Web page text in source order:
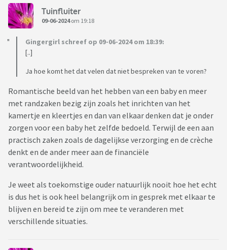
Tuinfluiter
09-06-2024om 19:18
Gingergirl schreef op 09-06-2024 om 18:39:
[..]
Ja hoe komt het dat velen dat niet bespreken van te voren?
Romantische beeld van het hebben van een baby en meer
met randzaken bezig zijn zoals het inrichten van het
kamertje en kleertjes en dan van elkaar denken dat je onder
zorgen voor een baby het zelfde bedoeld. Terwijl de een aan
practisch zaken zoals de dagelijkse verzorging en de crèche
denkt en de ander meer aan de financiële
verantwoordelijkheid.
Je weet als toekomstige ouder natuurlijk nooit hoe het echt
is dus het is ook heel belangrijk om in gesprek met elkaar te
blijven en bereid te zijn om mee te veranderen met
verschillende situaties.